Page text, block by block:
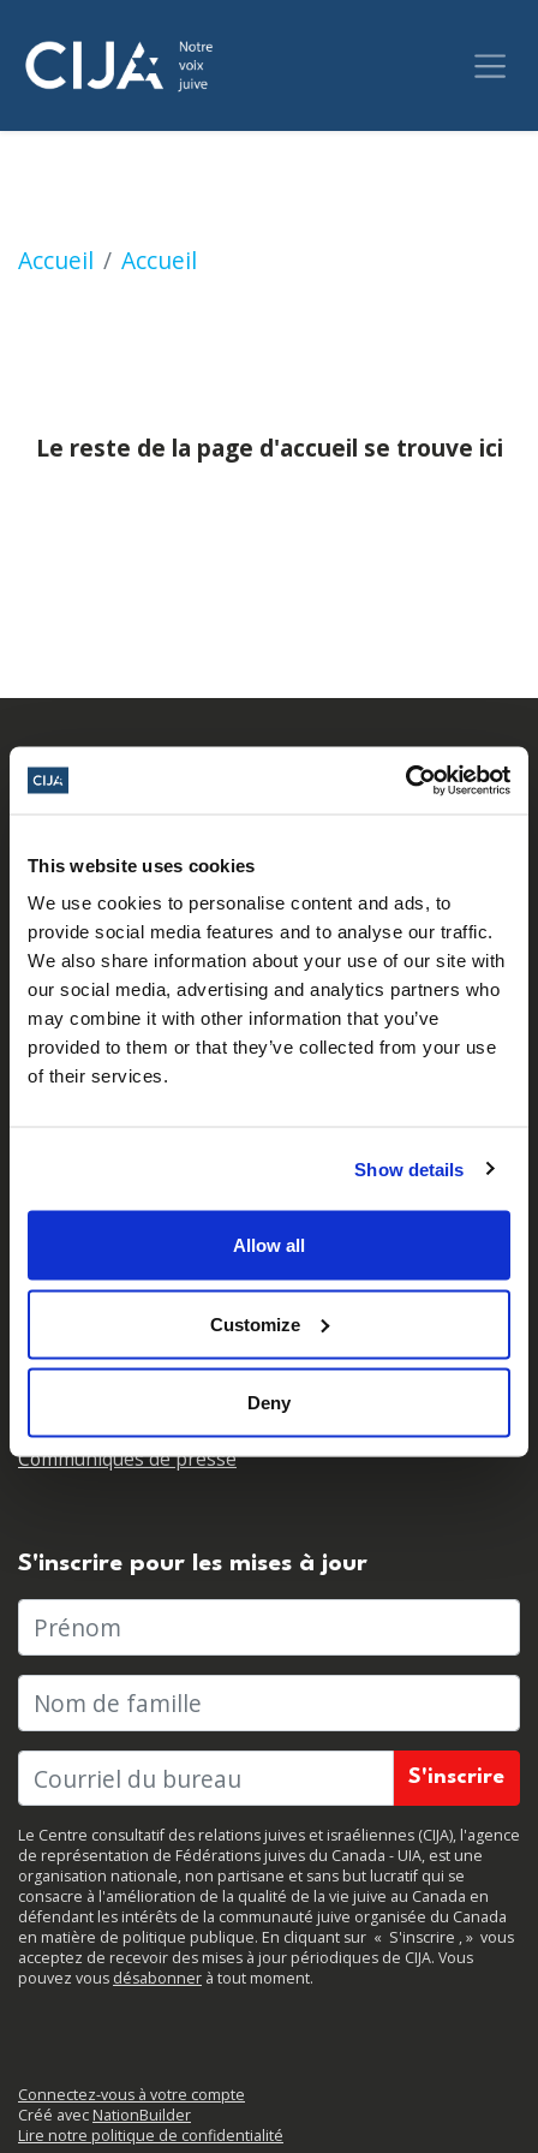
This website uses cookies
We use cookies to personalise content and ads, to
provide social media features and to analyse our traffic.
We also share information about your use of our site with
our social media, advertising and analytics partners who
may combine it with other information that you’ve
provided to them or that they’ve collected from your use
of their services.
Show details
Allow all
Customize
Deny
Accueil Accueil
Reste de la page d'accueil
Le reste de la page d'accueil se trouve ici
Facebook
𝕏 Instagram
LinkedIn
A propos de nous
Qui sommes-nous ?
Carrières
Pour les médias
Centre de presse et contacts avec les médias
Communiqués de presse
S'inscrire pour les mises à jour
Prénom
Nom de famille
Le Centre consultatif des relations juives et israéliennes (CIJA), l'agence
de représentation de Fédérations juives du Canada - UIA, est une
organisation nationale, non partisane et sans but lucratif qui se
consacre à l'amélioration de la qualité de la vie juive au Canada en
défendant les intérêts de la communauté juive organisée du Canada
en matière de politique publique. En cliquant sur « S'inscrire , » vous
acceptez de recevoir des mises à jour périodiques de CIJA. Vous
pouvez vous désabonner à tout moment.
Connectez-vous à votre compte
Créé avec NationBuilder
Lire notre politique de confidentialité